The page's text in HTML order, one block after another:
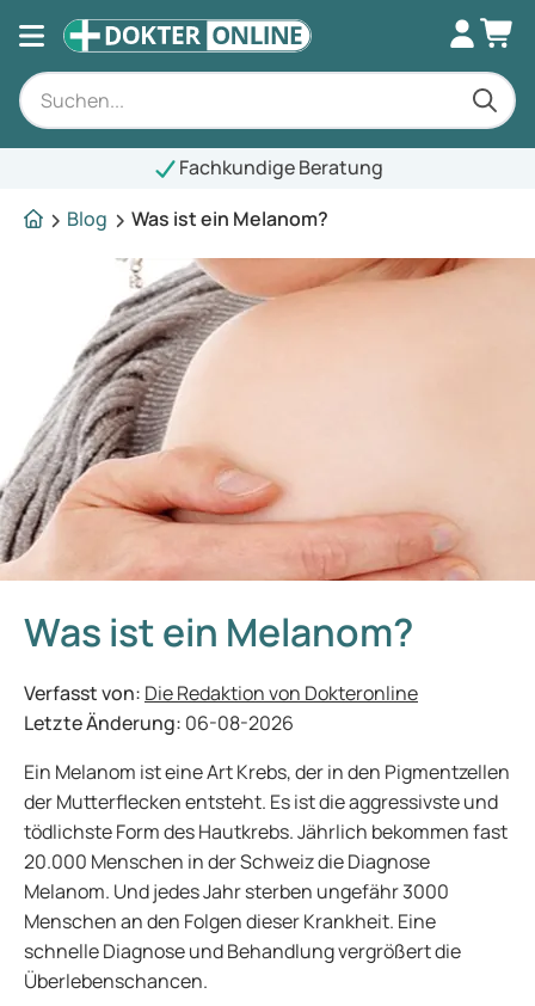
Fachkundige Beratung
Blog
Was ist ein Melanom?
Was ist ein Melanom?
Verfasst von: Die Redaktion von Dokteronline
Letzte Änderung: 06-08-2026
Ein Melanom ist eine Art Krebs, der in den Pigmentzellen
der Mutterflecken entsteht. Es ist die aggressivste und
tödlichste Form des Hautkrebs. Jährlich bekommen fast
20.000 Menschen in der Schweiz die Diagnose
Melanom. Und jedes Jahr sterben ungefähr 3000
Menschen an den Folgen dieser Krankheit. Eine
schnelle Diagnose und Behandlung vergrößert die
Überlebenschancen.